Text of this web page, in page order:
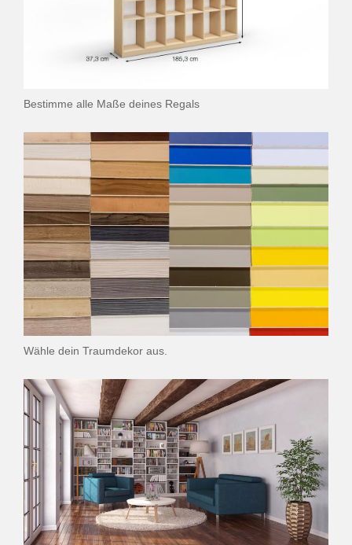
Bestimme alle Maße deines Regals
Wähle dein Traumdekor aus.